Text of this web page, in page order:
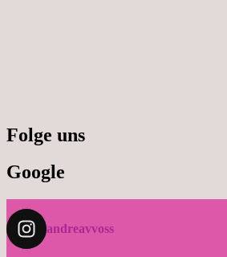
Folge uns
Google
andreavvoss